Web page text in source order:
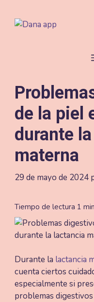
contenido
de la piel
durante
materna
29 de mayo de 2024
Durante la lactancia
cuenta ciertos
especialmente si
problemas